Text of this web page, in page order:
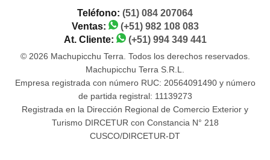
Teléfono: (51) 084 207064
Ventas:
(+51) 982 108 083
At. Cliente:
(+51) 994 349 441
© 2026 Machupicchu Terra. Todos los derechos reservados.
Machupicchu Terra S.R.L.
Empresa registrada con número RUC: 20564091490 y número
de partida registral: 11139273
Registrada en la Dirección Regional de Comercio Exterior y
Turismo DIRCETUR con Constancia N° 218
CUSCO/DIRCETUR-DT